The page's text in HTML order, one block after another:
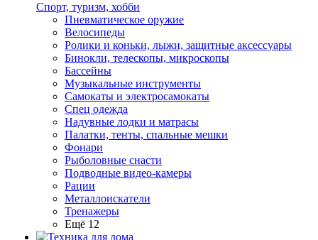
Спорт, туризм, хобби
Пневматическое оружие
Велосипеды
Ролики и коньки, лыжи, защитные аксессуары
Бинокли, телескопы, микроскопы
Бассейны
Музыкальные инструменты
Самокаты и электросамокаты
Спец одежда
Надувные лодки и матрасы
Палатки, тенты, спальные мешки
Фонари
Рыболовные снасти
Подводные видео-камеры
Рации
Металлоискатели
Тренажеры
Ещё 12